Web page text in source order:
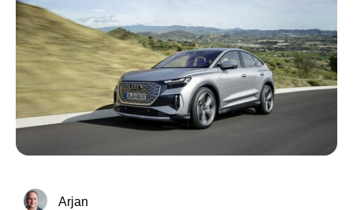
Arjan